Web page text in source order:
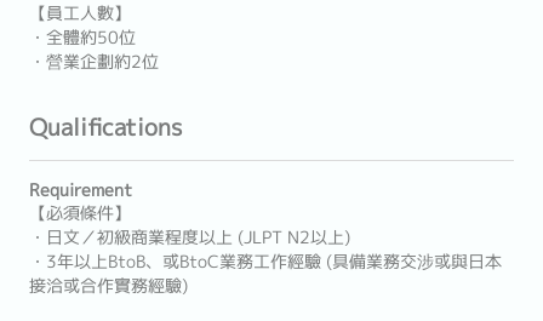
【員工人數】
・全體約50位
・營業企劃約2位
Qualifications
Requirement
【必須條件】
・日文／初級商業程度以上 (JLPT N2以上)
・3年以上BtoB、或BtoC業務工作經驗 (具備業務交涉或與日本
接洽或合作實務經驗)